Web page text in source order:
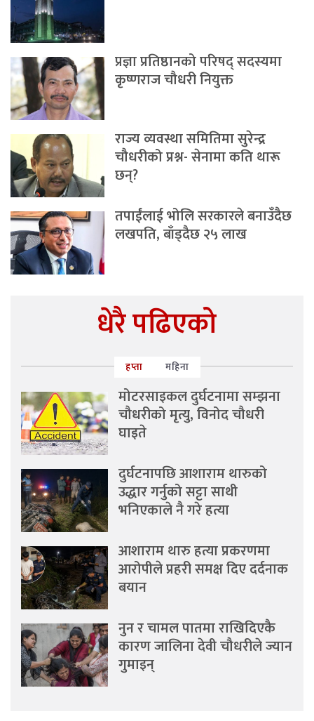
प्रज्ञा प्रतिष्ठानको परिषद् सदस्यमा
कृष्णराज चौधरी नियुक्त
राज्य व्यवस्था समितिमा सुरेन्द्र
चौधरीको प्रश्न- सेनामा कति थारू
छन्?
तपाईंलाई भोलि सरकारले बनाउँदैछ
लखपति, बाँड्दैछ २५ लाख
धेरै पढिएको
हप्ता महिना
मोटरसाइकल दुर्घटनामा सम्झना
चौधरीको मृत्यु, विनोद चौधरी
घाइते
दुर्घटनापछि आशाराम थारुको
उद्धार गर्नुको सट्टा साथी
भनिएकाले नै गरे हत्या
आशाराम थारु हत्या प्रकरणमा
आरोपीले प्रहरी समक्ष दिए दर्दनाक
बयान
नुन र चामल पातमा राखिदिएकै
कारण जालिना देवी चौधरीले ज्यान
गुमाइन्